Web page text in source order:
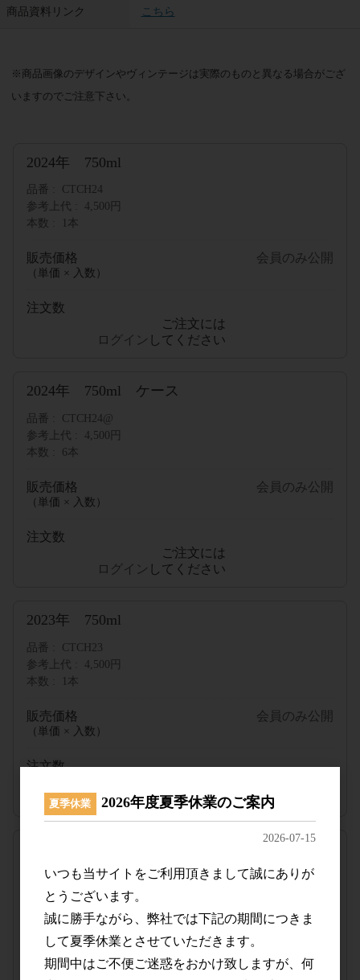
商品資料リンク こちら
※商品画像のデザインやヴィンテージは実際のものと異なる場合がござ
いますのでご注意下さい。
2024年 750ml
品番
CTCH24
参考上代
4,500円
本数
1本
販売価格
（単価 × 入数）
会員のみ公開
注文数
ご注文には
ログイン
してください
2024年 750ml ケース
品番
CTCH24@
参考上代
4,500円
本数
6本
販売価格
（単価 × 入数）
会員のみ公開
注文数
ご注文には
ログイン してください
2023年 750ml
品番
CTCH23
参考上代
4,500円
本数
1本
販売価格
（単価 × 入数）
会員のみ公開
注文数
ログインしてください
品番
CTCH23@
参考上代
4,500円
本数
6本
販売価格
（単価 × 入数）
夏季休業 2026年度夏季休業のご案内
2026-07-15
いつも当サイトをご利用頂きまして誠にありが
とうございます。
誠に勝手ながら、弊社では下記の期間につきま
して夏季休業とさせていただきます。
期間中はご不便ご迷惑をおかけ致しますが、何